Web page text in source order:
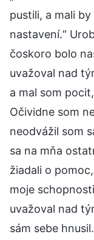
pustili, a mali
nastavení.“
čoskoro bolo
uvažoval nad
a mal som
Očividne som
neodvážil som
sa na mňa
žiadali o
moje
uvažoval nad
sám sebe